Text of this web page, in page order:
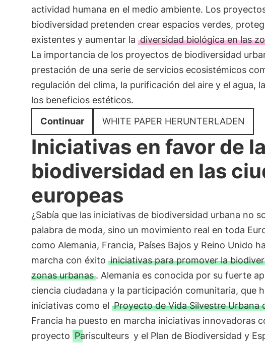
actividad humana en el medio ambiente. Los
biodiversidad pretenden crear espacios verdes,
existentes y aumentar la diversidad biológica en las
La importancia de los proyectos de biodiversidad
prestación de una serie de servicios ecosistémicos
regulación del clima, la purificación del aire y el agua,
los beneficios estéticos.
Continuar
WHITE PAPER HERUNTERLADEN
Iniciativas en favor de la
biodiversidad en las
europeas
¿Sabía que las iniciativas de biodiversidad urbana no
palabra de moda, sino un movimiento real en toda
como Alemania, Francia, Países Bajos y Reino Unido
marcha con éxito iniciativas para promover la
zonas urbanas. Alemania es conocida por su fuerte
ciencia ciudadana y la participación comunitaria, que
iniciativas como el Proyecto de Vida Silvestre Urbana
Francia ha puesto en marcha iniciativas innovadoras
proyecto Parisculteurs y el Plan de Biodiversidad y